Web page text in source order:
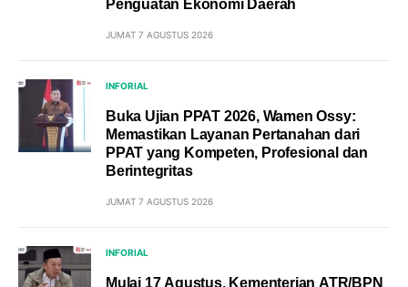
Penguatan Ekonomi Daerah
JUMAT 7 AGUSTUS 2026
INFORIAL
Buka Ujian PPAT 2026, Wamen Ossy:
Memastikan Layanan Pertanahan dari
PPAT yang Kompeten, Profesional dan
Berintegritas
JUMAT 7 AGUSTUS 2026
INFORIAL
Mulai 17 Agustus, Kementerian ATR/BPN